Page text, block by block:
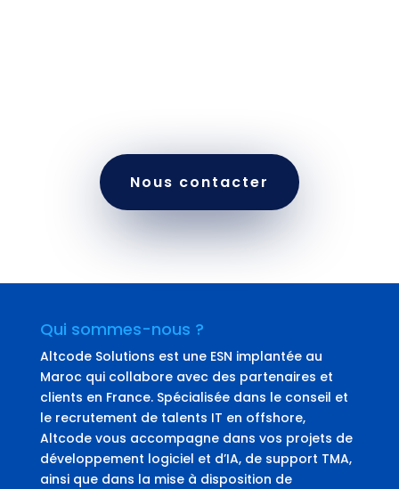
Nous contacter
Qui sommes-nous ?
Altcode Solutions est une ESN implantée au
Maroc qui collabore avec des partenaires et
clients en France. Spécialisée dans le conseil et
le recrutement de talents IT en offshore,
Altcode vous accompagne dans vos projets de
développement logiciel et d’IA, de support TMA,
ainsi que dans la mise à disposition de